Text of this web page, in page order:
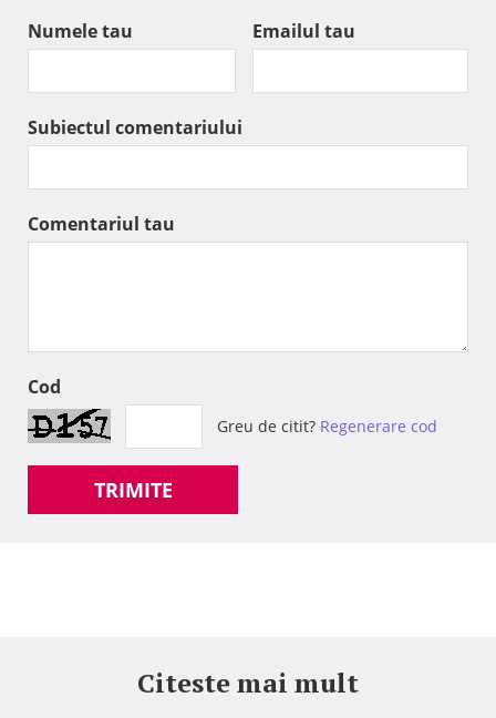
Numele tau Emailul tau
Subiectul comentariului
Comentariul tau
Cod
Greu de citit? Regenerare cod
TRIMITE
Citeste mai mult